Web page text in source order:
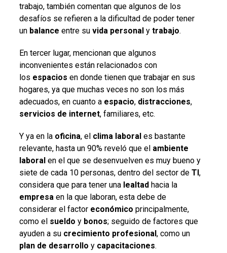
trabajo, también comentan que algunos de los
desafíos se refieren a la dificultad de poder tener
un balance entre su vida personaly trabajo.
En tercer lugar, mencionan que algunos
inconvenientes están relacionados con
los espacios en donde tienen que trabajar en sus
hogares, ya que muchas veces no son los más
adecuados, en cuanto a espacio, distracciones,
servicios de internet, familiares, etc.
Y ya en la oficina, el clima laborales bastante
relevante, hasta un 90% reveló que el ambiente
laboralen el que se desenvuelven es muy bueno y
siete de cada 10 personas, dentro del sector de TI,
considera que para tener una lealtadhacia la
empresaen la que laboran, esta debe de
considerar el factor económico principalmente,
como el sueldo y bonos; seguido de factores que
ayuden a su crecimiento profesional, como un
plan de desarrollo y capacitaciones.